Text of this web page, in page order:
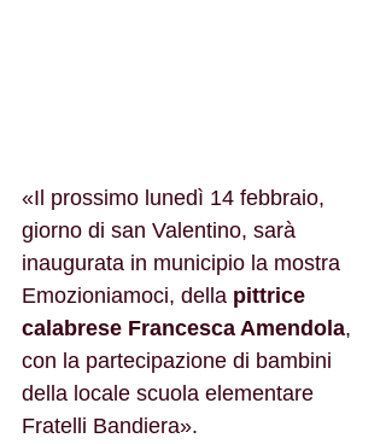
«Il prossimo lunedì 14 febbraio,
giorno di san Valentino, sarà
inaugurata in municipio la mostra
Emozioniamoci, della pittrice
calabrese Francesca Amendola,
con la partecipazione di bambini
della locale scuola elementare
Fratelli Bandiera».